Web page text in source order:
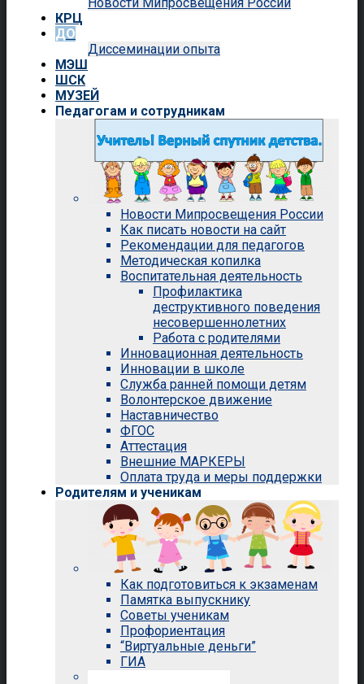
КРЦ
ДО
Диссеминации опыта
МЭШ
ШСК
МУЗЕЙ
Педагогам и сотрудникам
Новости Мипросвещения России
Как писать новости на сайт
Рекомендации для педагогов
Методическая копилка
Воспитательная деятельность
Профилактика
деструктивного поведения
несовершеннолетних
Работа с родителями
Инновационная деятельность
Инновации в школе
Служба ранней помощи детям
Волонтерское движение
Наставничество
ФГОС
Аттестация
Внешние МАРКЕРЫ
Оплата труда и меры поддержки
Родителям и ученикам
Как подготовиться к экзаменам
Памятка выпускнику
Советы ученикам
Профориентация
“Виртуальные деньги”
ГИА